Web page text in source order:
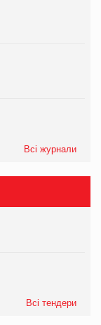
Всі журнали
Всі тендери